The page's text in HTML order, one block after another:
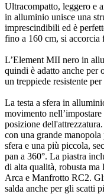
Ultracompatto, leggero e
in alluminio unisce una
imprescindibili ed è
fino a 160 cm, si accorcia
L’Element MII nero in
quindi è adatto anche per
un treppiede resistente
La testa a sfera in
movimento
posizione
con una grande
sfera e una più piccola,
pan a 360°. La piastra
di alta qualità, robusta
Arca e Manfrotto RC2.
salda anche per gli scatti